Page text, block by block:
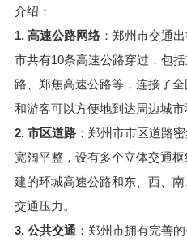
介绍：
1. 高速公路网络：郑州市交通
市共有10条高速公路穿过，包
路、郑焦高速公路等，连接了
和游客可以方便地到达周边城市
2. 市区道路：郑州市市区道路
宽阔平整，设有多个立体交通
建的环城高速公路和东、西、
交通压力。
3. 公共交通 ：郑州市拥有完善